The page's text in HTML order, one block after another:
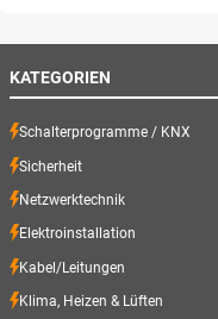
KATEGORIEN
Schalterprogramme / KNX
Sicherheit
Netzwerktechnik
Elektroinstallation
Kabel/Leitungen
Klima, Heizen & Lüften